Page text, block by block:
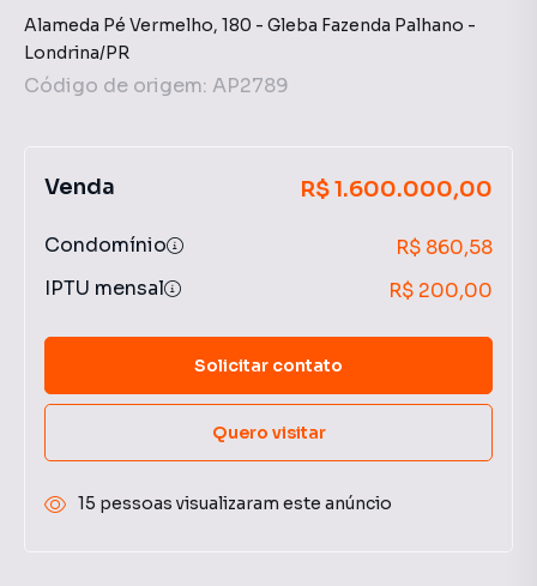
Alameda Pé Vermelho, 180 - Gleba Fazenda Palhano -
Londrina/PR
Código de origem: AP2789
Venda R$ 1.600.000,00
Condomínio
R$ 860,58
IPTU mensal
R$ 200,00
Solicitar contato
Quero visitar
15 pessoas visualizaram este anúncio